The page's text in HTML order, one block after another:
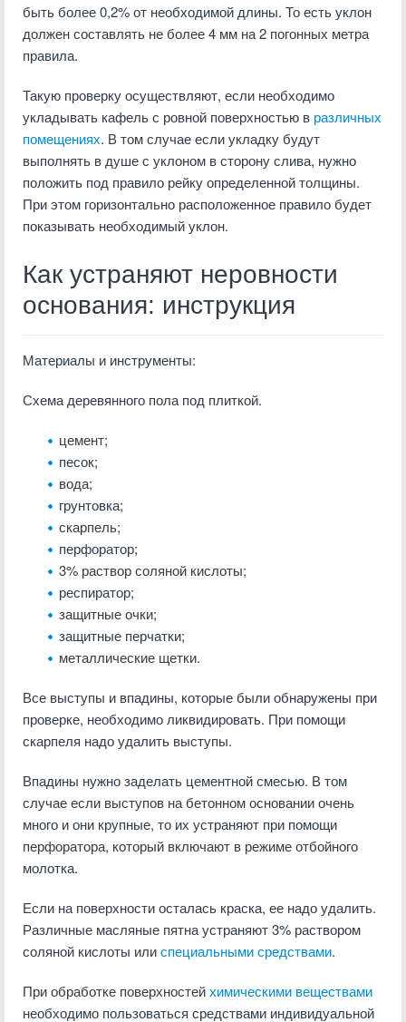
быть более 0,2% от необходимой длины. То есть уклон
должен составлять не более 4 мм на 2 погонных метра
правила.
Такую проверку осуществляют, если необходимо
укладывать кафель с ровной поверхностью в различных
помещениях. В том случае если укладку будут
выполнять в душе с уклоном в сторону слива, нужно
положить под правило рейку определенной толщины.
При этом горизонтально расположенное правило будет
показывать необходимый уклон.
Как устраняют неровности
основания: инструкция
Материалы и инструменты:
Схема деревянного пола под плиткой.
цемент;
песок;
вода;
грунтовка;
скарпель;
перфоратор;
3% раствор соляной кислоты;
респиратор;
защитные очки;
защитные перчатки;
металлические щетки.
Все выступы и впадины, которые были обнаружены при
проверке, необходимо ликвидировать. При помощи
скарпеля надо удалить выступы.
Впадины нужно заделать цементной смесью. В том
случае если выступов на бетонном основании очень
много и они крупные, то их устраняют при помощи
перфоратора, который включают в режиме отбойного
молотка.
Если на поверхности осталась краска, ее надо удалить.
Различные масляные пятна устраняют 3% раствором
соляной кислоты илиспециальными средствами.
При обработке поверхностейхимическими веществами
необходимо пользоваться средствами индивидуальной